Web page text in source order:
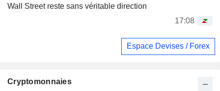
Wall Street reste sans véritable direction
17:08
Espace Devises / Forex
Cryptomonnaies